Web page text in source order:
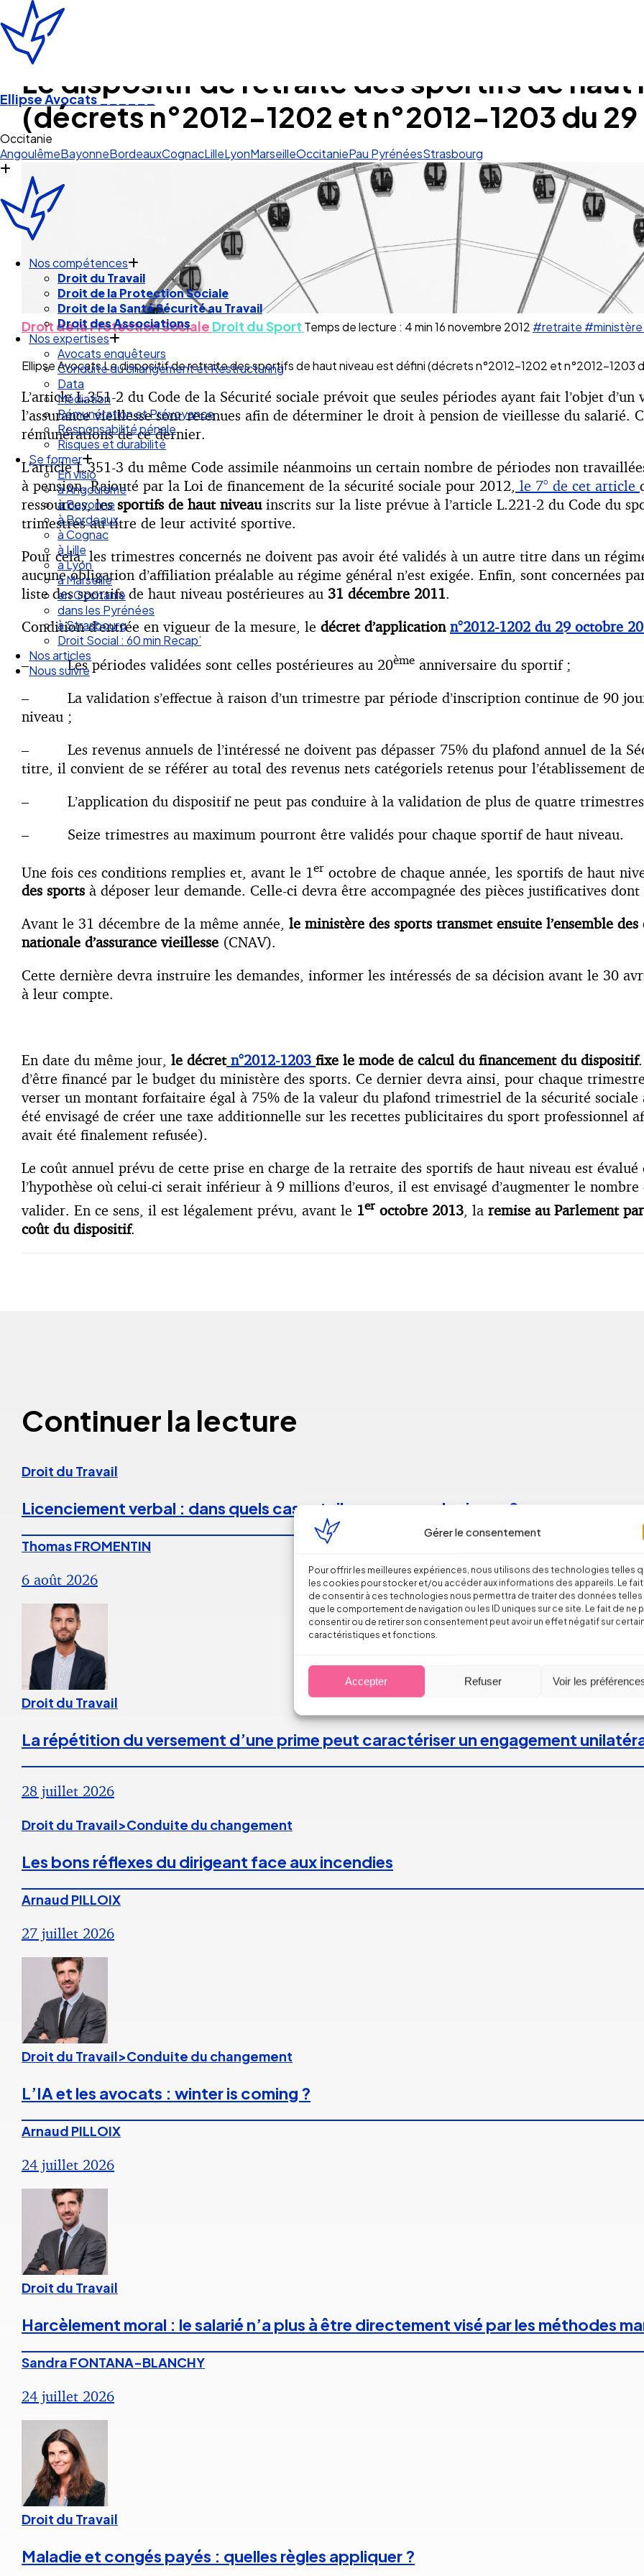
Gérer le consentement
Pour offrir les meilleures expériences, nous utilisons des technologies telles
les cookies pour stocker et/ou accéder aux informations des appareils. Le fait
de consentir à ces technologies nous permettra de traiter des données telles
que le comportement de navigation ou les ID uniques sur ce site. Le fait de ne
consentir ou de retirer son consentement peut avoir un effet négatif sur
caractéristiques et fonctions.
Accepter Refuser Voir les
Ellipse Avocats ______
S
AngoulêmeBayonneBordeauxCognacLilleLyonMarseilleOccitaniePau PyrénéesStrasbourg
Nos compétences
Droit du Travail
Droit de la Protection Sociale
Droit de la Santé Sécurité au Travail
Droit des Associations
Nos expertises
Avocats enquêteurs
Conduite du changement et Restructuring
Data
Médiation
Rémunération et Prévoyance
Responsabilité pénale
Risques et durabilité
Se former
En visio
à Angouleme
à Bayonne
à Bordeaux
à Cognac
à Lille
à Lyon
à Marseille
en Occitanie
dans les Pyrénées
à Strasbourg
Droit Social : 60 min Recap’
Nos articles
Nous suivre
Le dispositif de retraite des sportifs de haut
(décrets n°2012-1202 et n°2012-1203 du
Droit de la Protection Sociale Droit du Sport Temps de lecture : 4 min16 novembre 2012 #retraite
Ellipse Avocats Le dispositif de retraite des sportifs de haut niveau est défini (décrets n°2012-1202 et n°2012-1203
L’article L.351-2 du Code de la Sécurité sociale prévoit que seules périodes ayant fait l’objet
l’assurance vieillesse sont retenues afin de déterminer le droit à pension de vieillesse du salarié.
rémunérations de ce dernier.
L’article L.351-3 du même Code assimile néanmoins un certain nombre de périodes non
à pension. Rajouté par la Loi de financement de la sécurité sociale pour 2012, le 7° de cet article
ressources, lessportifs de haut niveauinscrits sur la liste prévue à l’article L.221-2 du Code du
trimestres au titre de leur activité sportive.
Pour cela, les trimestres concernés ne doivent pas avoir été validés à un autre titre dans un
aucune obligation d’affiliation préalable au régime général n’est exigée. Enfin, sont concernées
liste des sportifs de haut niveau postérieures au 31 décembre 2011.
Condition d’entrée en vigueur de la mesure, le décret d’application n°2012-1202 du 29 octobre
– Les périodes validées sont celles postérieures au 20ème anniversaire du sportif ;
– La validation s’effectue à raison d’un trimestre par période d’inscription continue de 90
niveau ;
– Les revenus annuels de l’intéressé ne doivent pas dépasser 75% du plafond annuel de la
titre, il convient de se référer au total des revenus nets catégoriels retenus pour l’établissement
– L’application du dispositif ne peut pas conduire à la validation de plus de quatre trimestres
– Seize trimestres au maximum pourront être validés pour chaque sportif de haut niveau.
Une fois ces conditions remplies et, avant le 1 er octobre de chaque année, les sportifs de haut
des sports à déposer leur demande. Celle-ci devra être accompagnée des pièces justificatives
Avant le 31 décembre de la même année, le ministère des sports transmet ensuite l’ensemble
nationale d’assurance vieillesse (CNAV).
Cette dernière devra instruire les demandes, informer les intéressés de sa décision avant le 30
à leur compte.
En date du même jour, le décretn°2012-1203 fixe le mode de calcul du financement du dispositif
d’être financé par le budget du ministère des sports. Ce dernier devra ainsi, pour chaque
verser un montant forfaitaire égal à 75% de la valeur du plafond trimestriel de la sécurité
été envisagé de créer une taxe additionnelle sur les recettes publicitaires du sport professionnel
avait été finalement refusée).
Le coût annuel prévu de cette prise en charge de la retraite des sportifs de haut niveau est évalué
l’hypothèse où celui-ci serait inférieur à 9 millions d’euros, il est envisagé d’augmenter le
valider. En ce sens, il est légalement prévu, avant le 1er octobre 2013, la remise au Parlement
coût du dispositif.
Continuer la lecture
Droit du Travail
Licenciement verbal : dans quels cas est-il reconnu par les juges ?
Thomas FROMENTIN
6 août 2026
Droit du Travail
La répétition du versement d’une prime peut caractériser un engagement
28 juillet 2026
Droit du Travail>Conduite du changement
Les bons réflexes du dirigeant face aux incendies
Arnaud PILLOIX
27 juillet 2026
Droit du Travail>Conduite du changement
L’IA et les avocats : winter is coming ?
Arnaud PILLOIX
24 juillet 2026
Droit du Travail
Harcèlement moral : le salarié n’a plus à être directement visé par les méthodes
Sandra FONTANA-BLANCHY
24 juillet 2026
Droit du Travail
Maladie et congés payés : quelles règles appliquer ?